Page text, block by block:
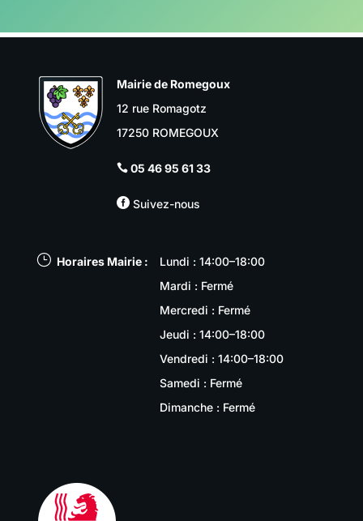
Mairie de Romegoux
12 rue Romagotz
17250 ROMEGOUX
 05 46 95 61 33
Suivez-nous
} Horaires Mairie :
Lundi : 14:00–18:00
Mardi : Fermé
Mercredi : Fermé
Jeudi : 14:00–18:00
Vendredi : 14:00–18:00
Samedi : Fermé
Dimanche : Fermé